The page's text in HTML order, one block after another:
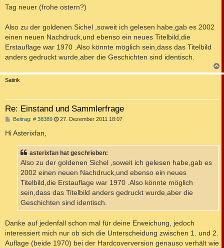
i
a
g
Tag neuer (frohe ostern?)
Also zu der goldenen Sichel ,soweit ich gelesen habe,gab es 2002
einen neuen Nachdruck,und ebenso ein neues Titelbild,die
Erstauflage war 1970 .Also könnte möglich sein,dass das Titelbild
anders gedruckt wurde,aber die Geschichten sind identisch.
a
Satirik
Re: Einstand und Sammlerfrage
Beitrag: # 38389B
r
a
27. Dezember 2011 18:07
Hi Asterixfan,
asterixfan hat geschrieben:
Also zu der goldenen Sichel ,soweit ich gelesen habe,gab es
2002 einen neuen Nachdruck,und ebenso ein neues
Titelbild,die Erstauflage war 1970 .Also könnte möglich
sein,dass das Titelbild anders gedruckt wurde,aber die
Geschichten sind identisch.
Danke auf jedenfall schon mal für deine Erweichung, jedoch
interessiert mich nur ob sich die Unterscheidung zwischen 1. und 2.
Auflage (beide 1970) bei der Hardcoverversion genauso verhält wie